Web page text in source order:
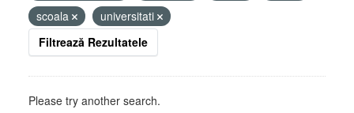
scoala
universitati
Filtrează Rezultatele
Please try another search.